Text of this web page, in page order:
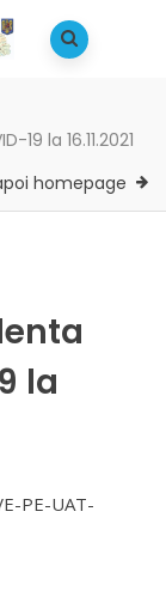
la 16.11.2021
homepage
la
PE-UAT-